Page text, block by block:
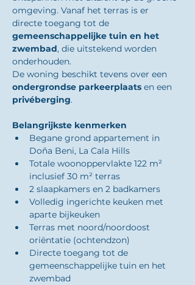
omgeving. Vanaf het terras is er
directe toegang tot de
gemeenschappelijke tuin en het
zwembad, die uitstekend worden
onderhouden.
De woning beschikt tevens over een
ondergrondse parkeerplaats en een
privéberging.
Belangrijkste kenmerken
Begane grond appartement in
Doña Beni, La Cala Hills
Totale woonoppervlakte 122 m²
inclusief 30 m² terras
2 slaapkamers en 2 badkamers
Volledig ingerichte keuken met
aparte bijkeuken
Terras met noord/noordoost
oriëntatie (ochtendzon)
Directe toegang tot de
gemeenschappelijke tuin en het
zwembad